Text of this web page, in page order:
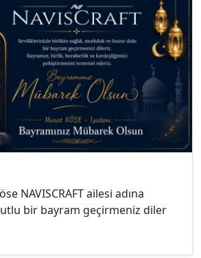
NAVISCRAFT ailesi adına
bir bayram geçirmeniz diler